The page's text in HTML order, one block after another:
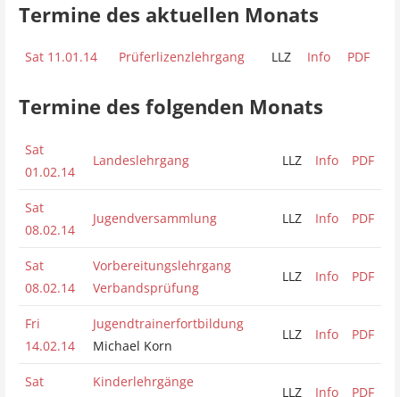
Termine des aktuellen Monats
Sat 11.01.14 Prüferlizenzlehrgang LLZ Info PDF
Termine des folgenden Monats
Sat
01.02.14
Landeslehrgang LLZ Info PDF
Sat
08.02.14
Jugendversammlung LLZ Info PDF
Sat
08.02.14
Vorbereitungslehrgang
Verbandsprüfung
LLZ Info PDF
Fri
14.02.14
Jugendtrainerfortbildung
Michael Korn
LLZ Info PDF
Sat
Kinderlehrgänge
LLZ Info PDF